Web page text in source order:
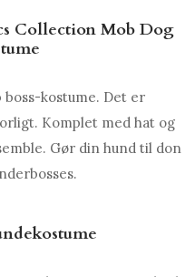
Collection Mob Dog
kostume. Det er
Komplet med hat og
Gør din hund til don